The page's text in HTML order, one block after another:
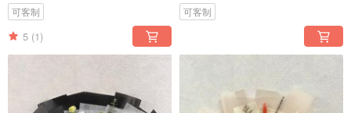
可客制
5 (1)
可客制